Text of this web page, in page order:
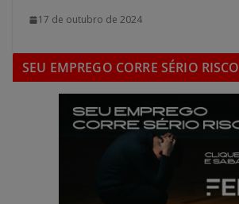
17 de outubro de 2024
SEU EMPREGO CORRE SÉRIO RISCO